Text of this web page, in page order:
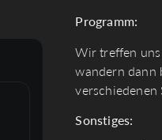
Programm:
Wir treffen
wandern dann
verschiedenen
Sonstiges: